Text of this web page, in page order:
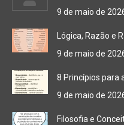
9 de maio de
Lógica, Razão e
9 de maio de
8 Princípios para
9 de maio de
Filosofia e